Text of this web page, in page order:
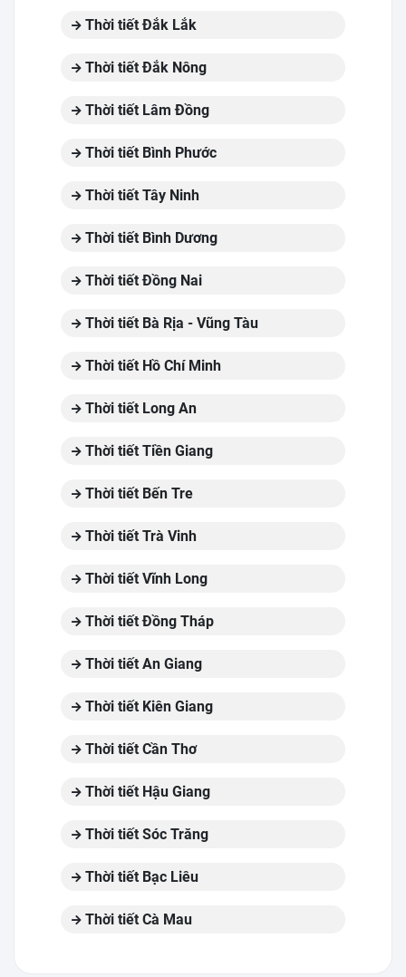
Thời tiết Đắk Lắk
Thời tiết Đắk Nông
Thời tiết Lâm Đồng
Thời tiết Bình Phước
Thời tiết Tây Ninh
Thời tiết Bình Dương
Thời tiết Đồng Nai
Thời tiết Bà Rịa - Vũng Tàu
Thời tiết Hồ Chí Minh
Thời tiết Long An
Thời tiết Tiền Giang
Thời tiết Bến Tre
Thời tiết Trà Vinh
Thời tiết Vĩnh Long
Thời tiết Đồng Tháp
Thời tiết An Giang
Thời tiết Kiên Giang
Thời tiết Cần Thơ
Thời tiết Hậu Giang
Thời tiết Sóc Trăng
Thời tiết Bạc Liêu
Thời tiết Cà Mau